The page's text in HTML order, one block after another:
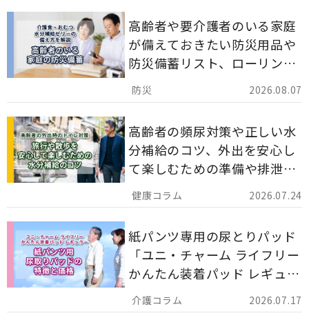
2026.08.07
高齢者や要介護者のいる家庭
が備えておきたい防災用品や
防災備蓄リスト、ローリング
ストックのポイントについて
解説します。
2026.07.24
高齢者の頻尿対策や正しい水
分補給のコツ、外出を安心し
て楽しむための準備や排泄ケ
ア用品の選び方を解説しま
す。
2026.07.17
紙パンツ専用の尿とりパッド
「ユニ・チャーム ライフリー
かんたん装着パッド レギュラ
ー 計162枚」について解説し
ます。